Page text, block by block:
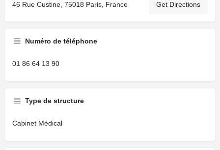
46 Rue Custine, 75018 Paris, France Get Directions
Numéro de téléphone
01 86 64 13 90
Type de structure
Cabinet Médical